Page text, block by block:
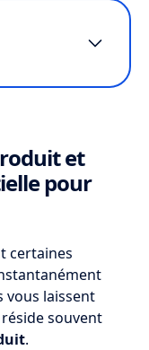
et
fiche-
intégrer
?
produit
et
pour
certaines
vous laissent
souvent
.